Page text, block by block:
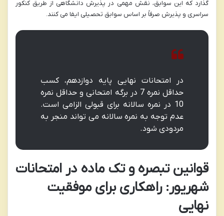
گذارد که این سوابق، نقش مهمی در پذیرش دانشگاهی از طریق کنکور
سراسری و پذیرش صرفاً بر اساس سوابق تحصیلی ایفا می کنند.
در امتحانات نهایی پایه دوازدهم، کسب
حداقل نمره 7 در برگه امتحانی و حداقل نمره
10 در نمره سالانه برای قبولی الزامی است.
عدم توجه به نمره سالانه می تواند منجر به
مردودی شود.
قوانین تبصره و تک ماده در امتحانات
شهریور: راهکاری برای موفقیت
نهایی